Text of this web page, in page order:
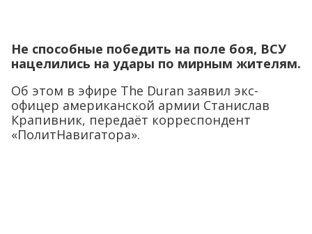
Не способные победить на поле боя, ВСУ
нацелились на удары по мирным жителям.
Об этом в эфире The Duran заявил экс-
офицер американской армии Станислав
Крапивник, передаёт корреспондент
«ПолитНавигатора».